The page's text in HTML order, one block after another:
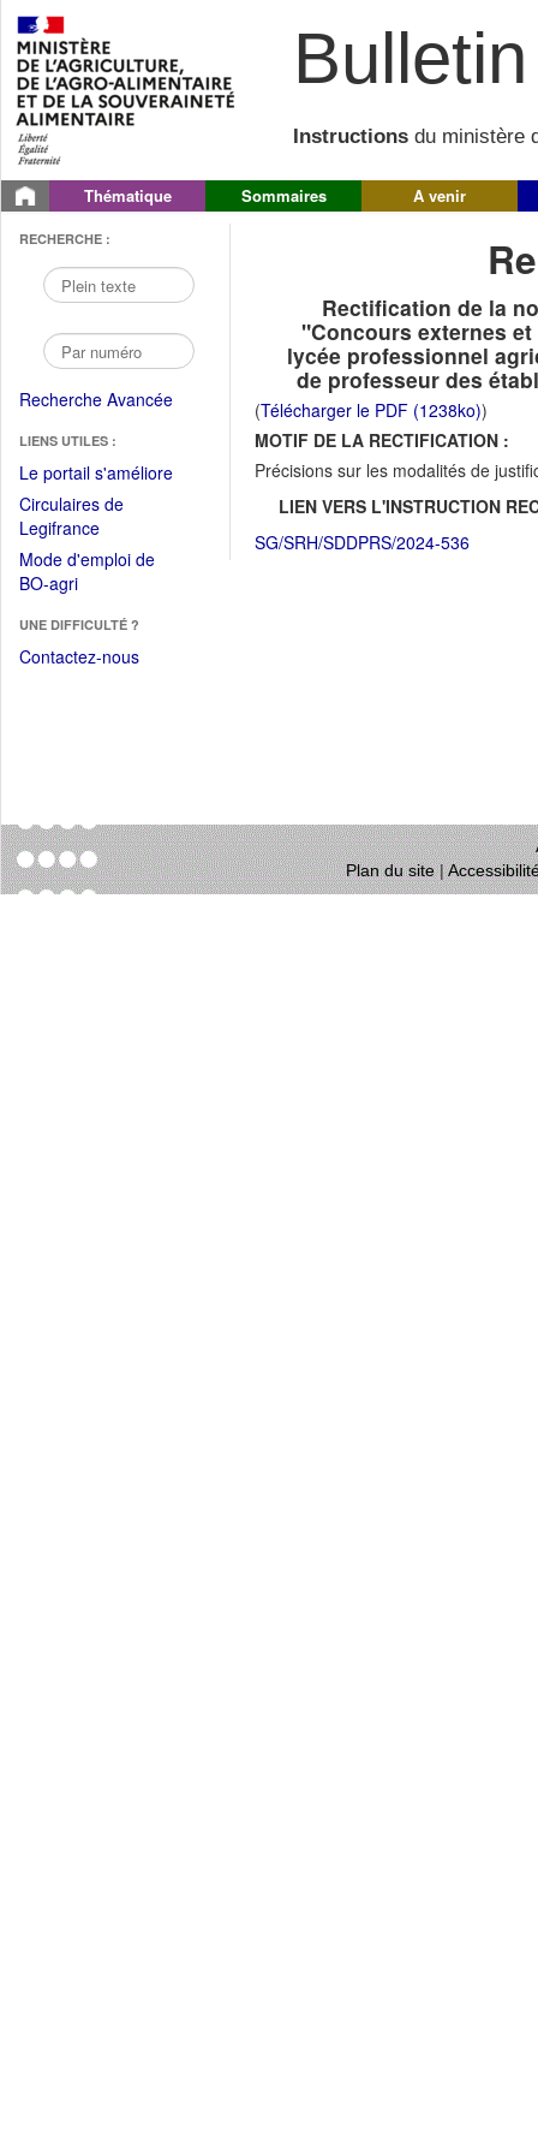
Instructions du ministère
Thématique Sommaires A venir
RECHERCHE :
Recherche Avancée
LIENS UTILES :
Le portail s'améliore(Fichier
Circulaires de
Legifrance(Ouvrir
dans
une
fenêtre)
Mode d'emploi de
BO-agri(Ouvrir
une
nouvelle
UNE DIFFICULTÉ ?
Contactez-nous
Rectification de la
"Concours externes
lycée professionnel
de professeur des
(Télécharger le PDF (1238ko))
MOTIF DE LA RECTIFICATION :
Précisions sur les modalités de
LIEN VERS L'INSTRUCTION
SG/SRH/SDDPRS/2024-536
Plan du site|